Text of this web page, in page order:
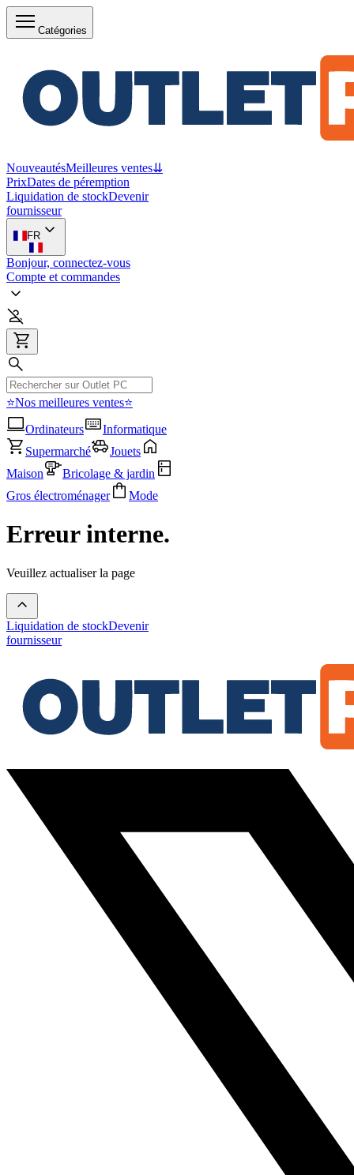
Catégories
NouveautésMeilleures ventes⇊
PrixDates de péremption
Liquidation de stockDevenir
fournisseur
FR
Bonjour, connectez-vous
Compte et commandes
⭐Nos meilleures ventes⭐
Ordinateurs
Informatique
Supermarché
Jouets
Maison
Bricolage & jardin
Gros électroménager
Mode
Erreur interne.
Veuillez actualiser la page
Liquidation de stockDevenir
fournisseur